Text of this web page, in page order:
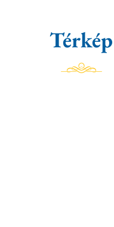
Térkép